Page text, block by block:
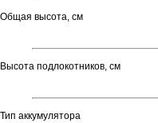
Общая высота, см
Высота подлокотников, см
Тип аккумулятора